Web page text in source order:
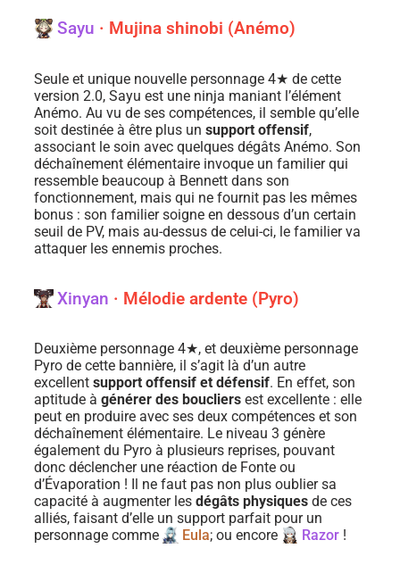
Sayu · Mujina shinobi (Anémo)
Seule et unique nouvelle personnage 4★ de cette
version 2.0, Sayu est une ninja maniant l’élément
Anémo. Au vu de ses compétences, il semble qu’elle
soit destinée à être plus un support offensif,
associant le soin avec quelques dégâts Anémo. Son
déchaînement élémentaire invoque un familier qui
ressemble beaucoup à Bennett dans son
fonctionnement, mais qui ne fournit pas les mêmes
bonus : son familier soigne en dessous d’un certain
seuil de PV, mais au-dessus de celui-ci, le familier va
attaquer les ennemis proches.
Xinyan · Mélodie ardente (Pyro)
Deuxième personnage 4★, et deuxième personnage
Pyro de cette bannière, il s’agit là d’un autre
excellent support offensif et défensif. En effet, son
aptitude à générer des boucliers est excellente : elle
peut en produire avec ses deux compétences et son
déchaînement élémentaire. Le niveau 3 génère
également du Pyro à plusieurs reprises, pouvant
donc déclencher une réaction de Fonte ou
d’Évaporation ! Il ne faut pas non plus oublier sa
capacité à augmenter les dégâts physiques de ces
alliés, faisant d’elle un support parfait pour un
personnage comme
Eula; ou encore Razor!